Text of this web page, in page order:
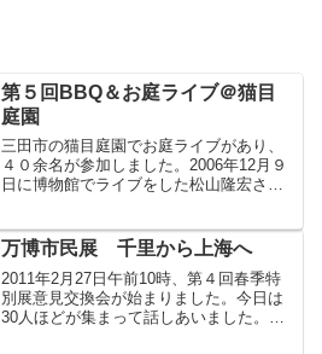
第５回BBQ＆お庭ライブ＠猫目
庭園
三田市の猫目庭園でお庭ライブがあり、
４０余名が参加しました。2006年12月９
日に博物館でライブをした松山隆宏さん
てのこと。新緑に囲まれたお庭ではりき
って歌っていました...
万博市民展 千里から上海へ
2011年2月27日午前10時、第４回春季特
別展意見交換会が始まりました。今日は
30人ほどが集まって話しあいました。多